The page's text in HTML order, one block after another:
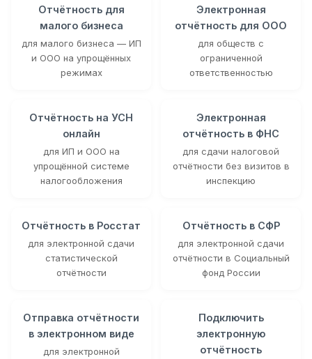
Отчётность для
малого бизнеса
для малого бизнеса — ИП
и ООО на упрощённых
режимах
Электронная
отчётность для ООО
для обществ с
ограниченной
ответственностью
Отчётность на УСН
онлайн
для ИП и ООО на
упрощённой системе
налогообложения
Электронная
отчётность в ФНС
для сдачи налоговой
отчётности без визитов в
инспекцию
Отчётность в Росстат
для электронной сдачи
статистической
отчётности
Отчётность в СФР
для электронной сдачи
отчётности в Социальный
фонд России
Отправка отчётности
в электронном виде
для электронной
Подключить
электронную
отчётность